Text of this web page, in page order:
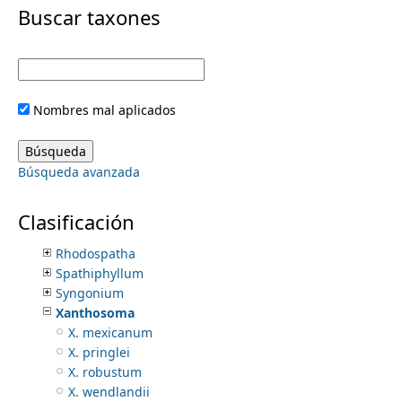
i
m
r
y
t
n
u
Buscar taxones
Nombres mal aplicados
Búsqueda avanzada
Clasificación
Apocynaceae
Aquifoliaceae
Arisaema
Dracontium
Monstera
Philodendron
Pistia
Rhodospatha
Spathiphyllum
Syngonium
Xanthosoma
X. mexicanum
X. pringlei
X. robustum
X. wendlandii